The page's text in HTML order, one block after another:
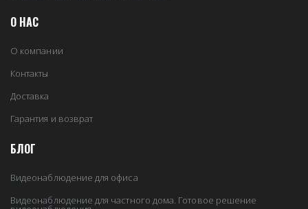
О НАС
О компании
Контакты
Доставка
Гарантия и возврат
БЛОГ
Видеонаблюдение для офиса
Видеонаблюдение для частного дома. Готовое решение